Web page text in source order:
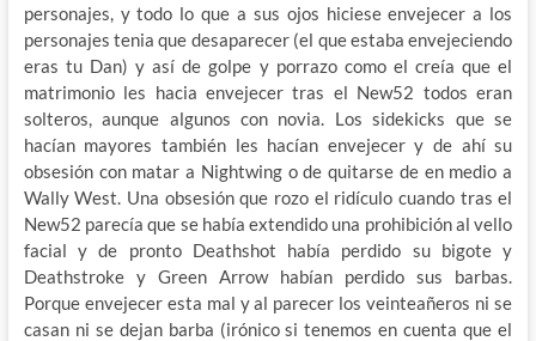
personajes, y todo lo que a sus ojos hiciese envejecer a los
personajes tenia que desaparecer (el que estaba envejeciendo
eras tu Dan) y así de golpe y porrazo como el creía que el
matrimonio les hacia envejecer tras el New52 todos eran
solteros, aunque algunos con novia. Los sidekicks que se
hacían mayores también les hacían envejecer y de ahí su
obsesión con matar a Nightwing o de quitarse de en medio a
Wally West. Una obsesión que rozo el ridículo cuando tras el
New52 parecía que se había extendido una prohibición al vello
facial y de pronto Deathshot había perdido su bigote y
Deathstroke y Green Arrow habían perdido sus barbas.
Porque envejecer esta mal y al parecer los veinteañeros ni se
casan ni se dejan barba (irónico si tenemos en cuenta que el